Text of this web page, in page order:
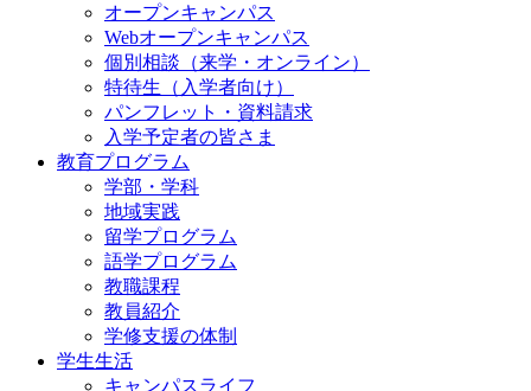
オープンキャンパス
Webオープンキャンパス
個別相談（来学・オンライン）
特待生（入学者向け）
パンフレット・資料請求
入学予定者の皆さま
教育プログラム
学部・学科
地域実践
留学プログラム
語学プログラム
教職課程
教員紹介
学修支援の体制
学生生活
キャンパスライフ